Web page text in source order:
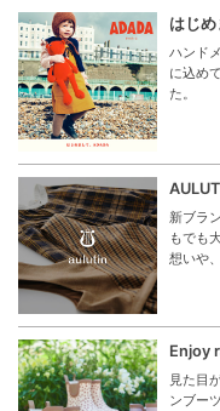
はじ
ハンド
に込め
た。
新ブラ
もでも
想いや
Enjoy
見た目
ンブー